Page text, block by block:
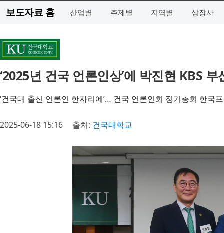
보도자료 홈 산업별 주제별 지역별 상장사
‘2025년 건국 언론인상’에 박진현 KBS
‘건국대 출신 언론인 한자리에’… 건국 언론인회 정기총회 한국
2025-06-18 15:16 출처: 건국대학교